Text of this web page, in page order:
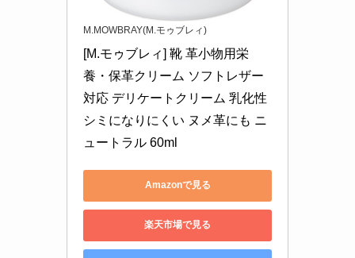
M.MOWBRAY(M.モゥブレィ)
[M.モゥブレィ] 靴 革小物用栄
養・保革クリーム ソフトレザー
対応 デリケートクリーム 乳化性
シミになりにくい ヌメ革にも ニ
ュートラル 60ml
Amazonで見る
楽天市場で見る